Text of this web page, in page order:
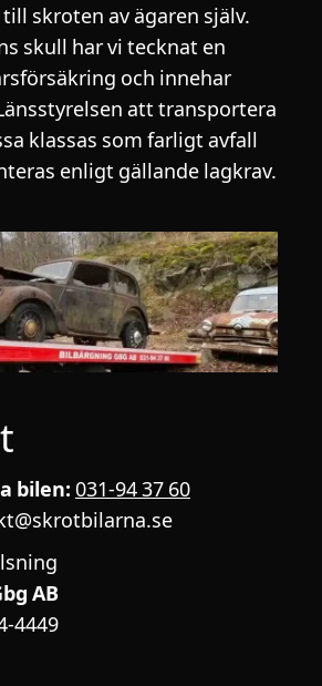
skroten av ägaren själv.
skull har vi tecknat en
och innehar
att transportera
klassas som farligt avfall
enligt gällande lagkrav.
bilen: 031-94 37 60
AB
4449